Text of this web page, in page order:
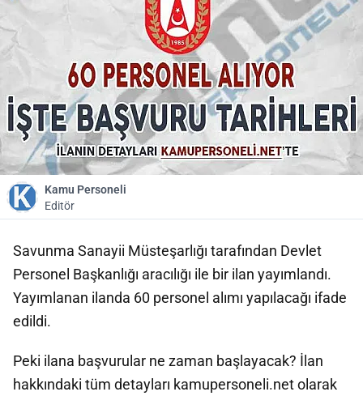
Kamu Personeli
Editör
Savunma Sanayii Müsteşarlığı tarafından Devlet
Personel Başkanlığı aracılığı ile bir ilan yayımlandı.
Yayımlanan ilanda 60 personel alımı yapılacağı ifade
edildi.
Peki ilana başvurular ne zaman başlayacak? İlan
hakkındaki tüm detayları kamupersoneli.net olarak